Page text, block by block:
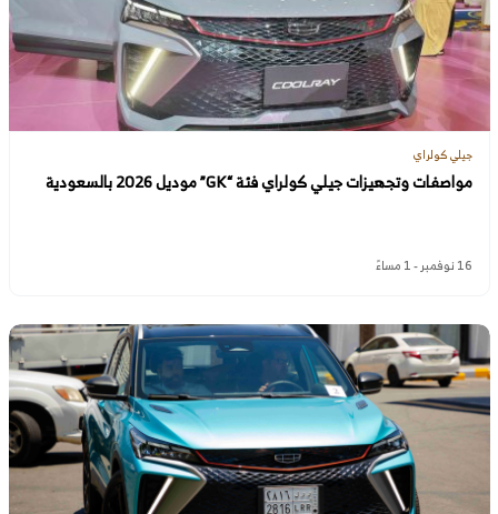
جيلي كولراي
مواصفات وتجهيزات جيلي كولراي فئة “GK” موديل 2026 بالسعودية
16 نوفمبر - 1 مساءً